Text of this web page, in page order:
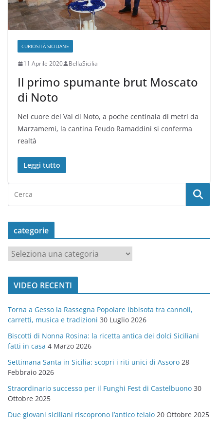
CURIOSITÀ SICILIANE
11 Aprile 2020 BellaSicilia
Il primo spumante brut Moscato
di Noto
Nel cuore del Val di Noto, a poche centinaia di metri da
Marzamemi, la cantina Feudo Ramaddini si conferma
realtà
Leggi tutto
categorie
t
o
r
i
e
VIDEO RECENTI
Torna a Gesso la Rassegna Popolare Ibbisota tra cannoli,
carretti, musica e tradizioni 30 Luglio 2026
Biscotti di Nonna Rosina: la ricetta antica dei dolci Siciliani
fatti in casa 4 Marzo 2026
Settimana Santa in Sicilia: scopri i riti unici di Assoro 28
Febbraio 2026
Straordinario successo per il Funghi Fest di Castelbuono 30
Ottobre 2025
Due giovani siciliani riscoprono l’antico telaio 20 Ottobre 2025